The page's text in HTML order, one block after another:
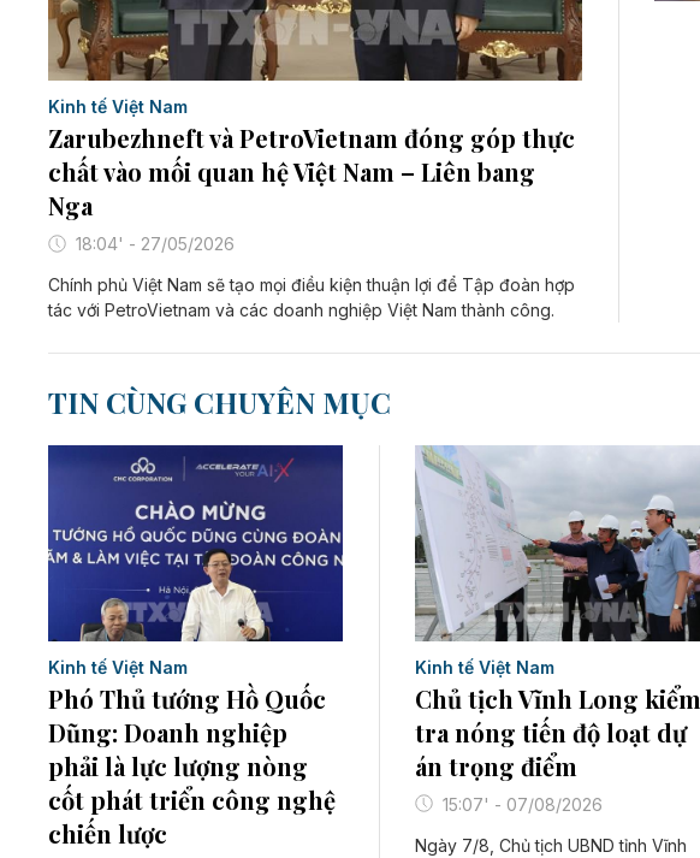
Kinh tế Việt Nam
Zarubezhneft và PetroVietnam đóng góp thực
chất vào mối quan hệ Việt Nam – Liên bang
Nga
18:04' - 27/05/2026
Chính phủ Việt Nam sẽ tạo mọi điều kiện thuận lợi để Tập đoàn hợp
tác với PetroVietnam và các doanh nghiệp Việt Nam thành công.
TIN CÙNG CHUYÊN MỤC
Kinh tế Việt Nam
Phó Thủ tướng Hồ Quốc
Dũng: Doanh nghiệp
phải là lực lượng nòng
cốt phát triển công nghệ
chiến lược
Kinh tế Việt Nam
Chủ tịch Vĩnh Long kiểm
tra nóng tiến độ loạt dự
án trọng điểm
15:07' - 07/08/2026
Ngày 7/8, Chủ tịch UBND tỉnh Vĩnh